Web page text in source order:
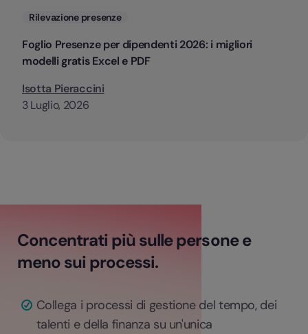
Categorie
Rilevazione presenze
Foglio Presenze per dipendenti 2026: i migliori
modelli gratis Excel e PDF
Isotta Pieraccini
3 Luglio, 2026
Concentrati più sulle persone e
meno sui processi.
Collega i processi di gestione del tempo, dei
talenti e della finanza su un'unica